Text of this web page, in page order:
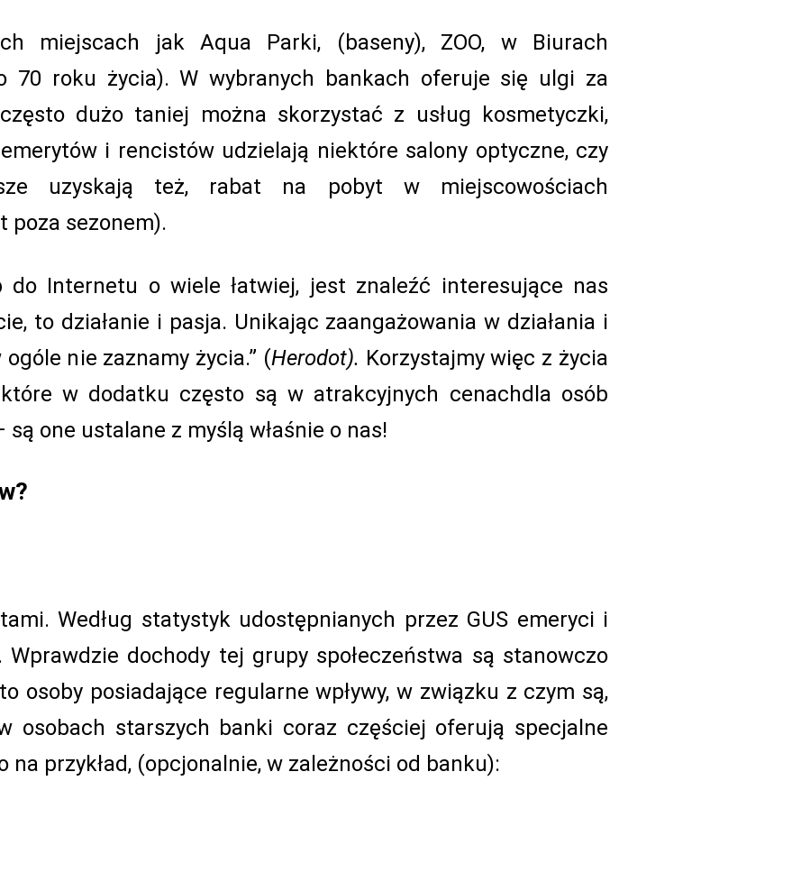
miejscach jak Aqua Parki, (baseny), ZOO, w Biurach
70 roku życia). W wybranych bankach oferuje się ulgi za
dużo taniej można skorzystać z usług kosmetyczki,
i rencistów udzielają niektóre salony optyczne, czy
uzyskają też, rabat na pobyt w miejscowościach
poza sezonem).
do Internetu o wiele łatwiej, jest znaleźć interesujące nas
to działanie i pasja. Unikając zaangażowania w działania i
nie zaznamy życia.” (Herodot). Korzystajmy więc z życia
w dodatku często są w atrakcyjnych cenachdla osób
one ustalane z myślą właśnie o nas!
Według statystyk udostępnianych przez GUS emeryci i
dochody tej grupy społeczeństwa są stanowczo
osoby posiadające regularne wpływy, w związku z czym są,
osobach starszych banki coraz częściej oferują specjalne
przykład, (opcjonalnie, w zależności od banku):